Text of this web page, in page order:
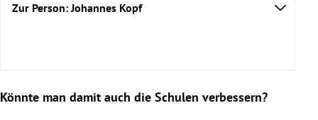
Zur Person: Johannes Kopf
Könnte man damit auch die Schulen verbessern?